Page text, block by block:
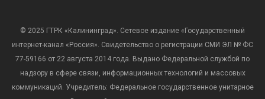
© 2025 ГТРК «Калининград». Сетевое издание «Государственный
интернет-канал «Россия». Свидетельство о регистрации СМИ ЭЛ № ФС
77-59166 от 22 августа 2014 года. Выдано Федеральной службой по
надзору в сфере связи, информационных технологий и массовых
коммуникаций. Учредитель: Федеральное государственное унитарное